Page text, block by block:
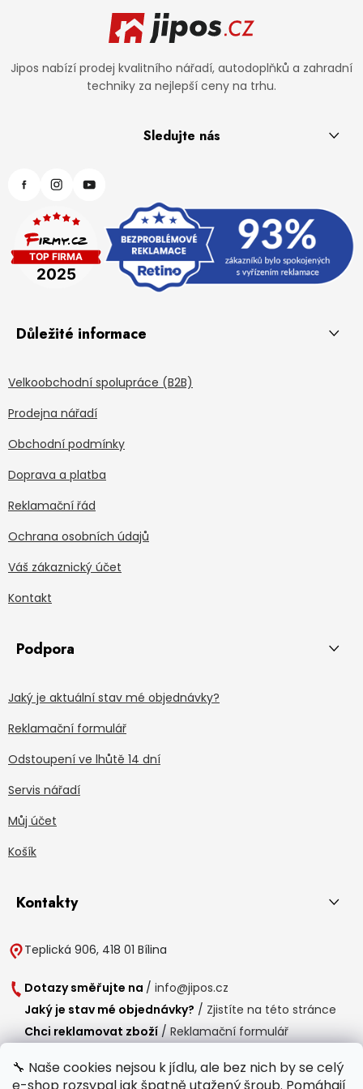
🔧 Naše cookies nejsou k jídlu, ale bez nich by se celý
Jipos nabízí prodej kvalitního nářadí, autodoplňků a zahradní
techniky za nejlepší ceny na trhu.
Sledujte nás
Důležité informace
Velkoobchodní spolupráce (B2B)
Prodejna nářadí
Obchodní podmínky
Doprava a platba
Reklamační řád
Ochrana osobních údajů
Váš zákaznický účet
Kontakt
Podpora
Jaký je aktuální stav mé objednávky?
Reklamační formulář
Odstoupení ve lhůtě 14 dní
Servis nářadí
Můj účet
Košík
Kontakty
Teplická 906, 418 01 Bílina
Dotazy směřujte na / info@jipos.cz
Jaký je stav mé objednávky? / Zjistíte na této stránce
Chci reklamovat zboží / Reklamační formulář